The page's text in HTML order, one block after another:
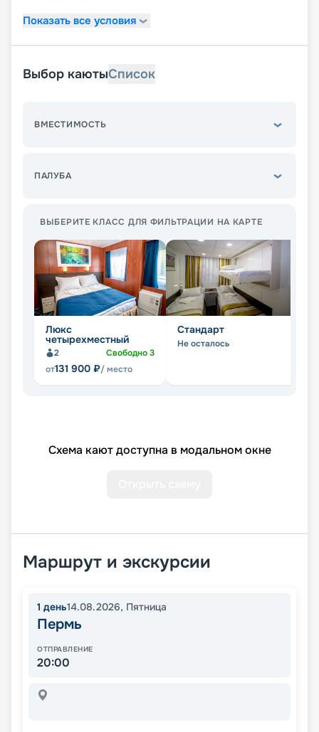
Показать все условия
Выбор каютыСписок
ВМЕСТИМОСТЬ
ПАЛУБА
ВЫБЕРИТЕ КЛАСС ДЛЯ ФИЛЬТРАЦИИ НА КАРТЕ
Люкс
четырехместный
2 Свободно3
от131 900 ₽/ место
Стандарт
Не осталось
Схема кают доступна в модальном окне
Маршрут и экскурсии
1 день14.08.2026, Пятница
Пермь
ОТПРАВЛЕНИЕ
20:00